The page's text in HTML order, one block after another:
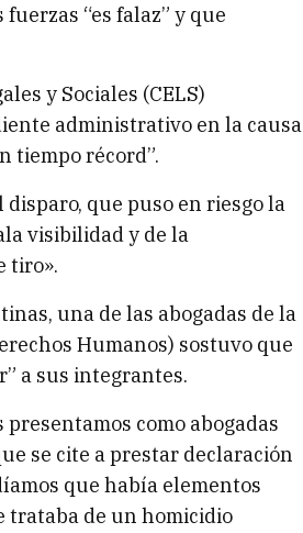
“es falaz” y que
y Sociales (CELS)
administrativo en la causa
tiempo récord”.
que puso en riesgo la
visibilidad y de la
tiro».
una de las abogadas de la
Humanos) sostuvo que
a sus integrantes.
como abogadas
se cite a prestar declaración
que había elementos
trataba de un homicidio